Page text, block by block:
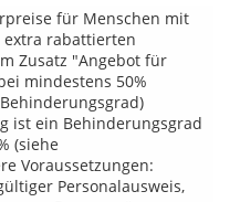
für Menschen mit
extra rabattierten
Zusatz "Angebot für
mindestens 50%
ist ein Behinderungsgrad
(siehe
Voraussetzungen:
Personalausweis,